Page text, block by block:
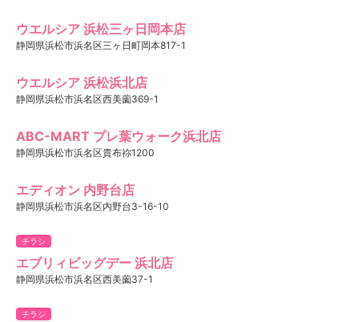
ウエルシア 浜松三ヶ日岡本店
静岡県浜松市浜名区三ヶ日町岡本817-1
ウエルシア 浜松浜北店
静岡県浜松市浜名区西美薗369-1
ABC-MART プレ葉ウォーク浜北店
静岡県浜松市浜名区貴布祢1200
エディオン 内野台店
静岡県浜松市浜名区内野台3-16-10
チラシ
エブリィビッグデー 浜北店
静岡県浜松市浜名区西美薗37-1
チラシ